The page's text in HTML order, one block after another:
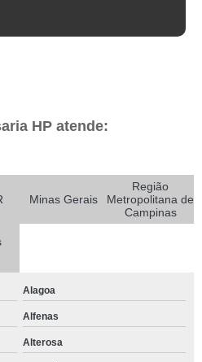
HP atende:
Minas Gerais
Região
Metropolitana de
Campinas
Alagoa
Alfenas
Alterosa